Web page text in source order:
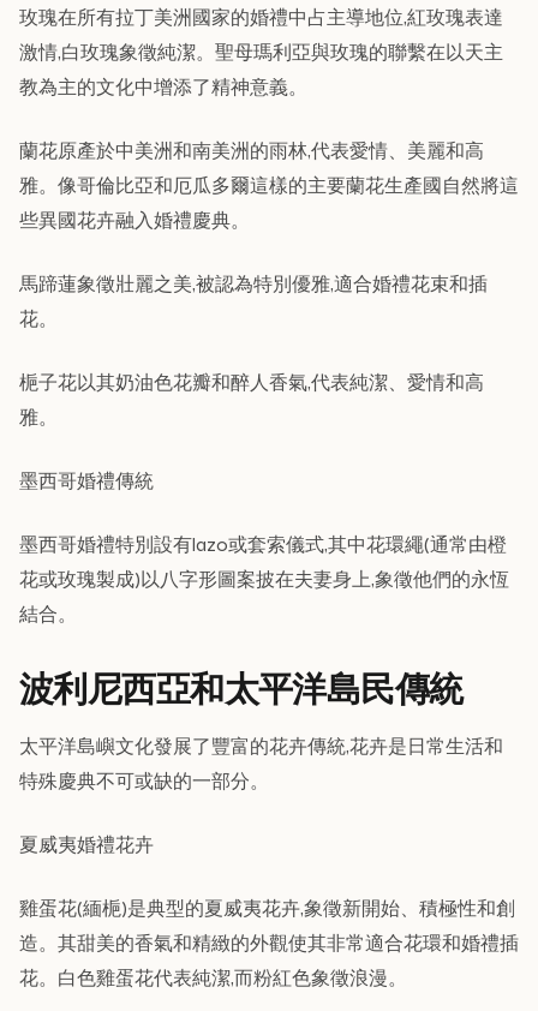
玫瑰在所有拉丁美洲國家的婚禮中占主導地位,紅玫瑰表達
激情,白玫瑰象徵純潔。聖母瑪利亞與玫瑰的聯繫在以天主
教為主的文化中增添了精神意義。
蘭花原產於中美洲和南美洲的雨林,代表愛情、美麗和高
雅。像哥倫比亞和厄瓜多爾這樣的主要蘭花生產國自然將這
些異國花卉融入婚禮慶典。
馬蹄蓮象徵壯麗之美,被認為特別優雅,適合婚禮花束和插
花。
梔子花以其奶油色花瓣和醉人香氣,代表純潔、愛情和高
雅。
墨西哥婚禮傳統
墨西哥婚禮特別設有lazo或套索儀式,其中花環繩(通常由橙
花或玫瑰製成)以八字形圖案披在夫妻身上,象徵他們的永恆
結合。
波利尼西亞和太平洋島民傳統
太平洋島嶼文化發展了豐富的花卉傳統,花卉是日常生活和
特殊慶典不可或缺的一部分。
夏威夷婚禮花卉
雞蛋花(緬梔)是典型的夏威夷花卉,象徵新開始、積極性和創
造。其甜美的香氣和精緻的外觀使其非常適合花環和婚禮插
花。白色雞蛋花代表純潔,而粉紅色象徵浪漫。